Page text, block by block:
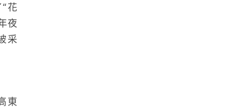
花
夜
采
東